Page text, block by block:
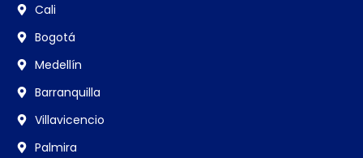
Cali
Bogotá
Medellín
Barranquilla
Villavicencio
Palmira